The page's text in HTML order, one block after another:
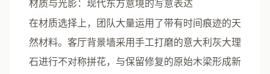
材质与光影：现代东方意境的写意表达
在材质选择上，团队大量运用了带有时间痕迹的天
然材料。客厅背景墙采用手工打磨的意大利灰大理
石进行不对称拼花，与保留修复的原始木梁形成新